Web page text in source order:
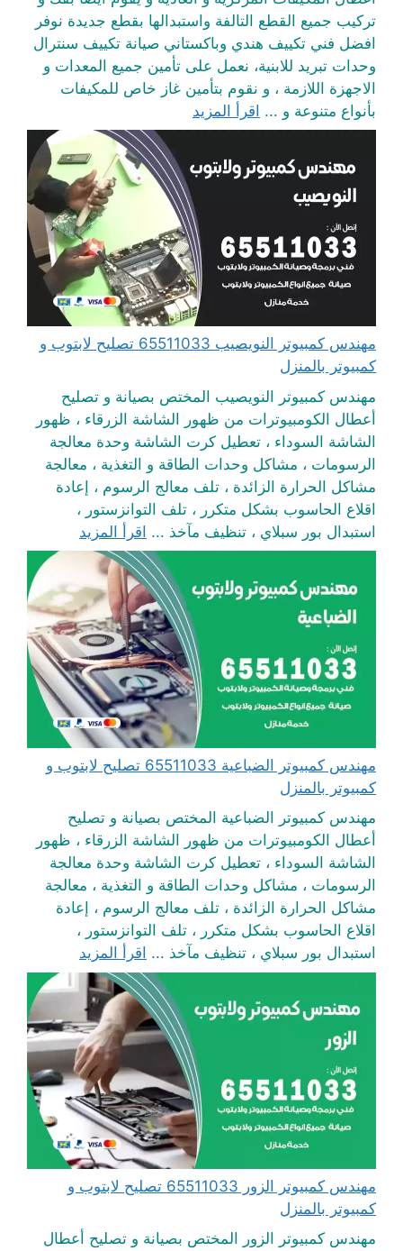
تركيب جميع القطع التالفة واستبدالها بقطع جديدة نوفر
افضل فني تكييف هندي وباكستاني صيانة تكييف سنترال
وحدات تبريد للابنية، نعمل على تأمين جميع المعدات و
الاجهزة اللازمة ، و نقوم بتأمين غاز خاص للمكيفات
بأنواع متنوعة و ... اقرأ المزيد
مهندس كمبيوتر النويصيب 65511033 تصليح لابتوب و
كمبيوتر بالمنزل
مهندس كمبيوتر النويصيب المختص بصيانة و تصليح
أعطال الكومبيوترات من ظهور الشاشة الزرقاء ، ظهور
الشاشة السوداء ، تعطيل كرت الشاشة وحدة معالجة
الرسومات ، مشاكل وحدات الطاقة و التغذية ، معالجة
مشاكل الحرارة الزائدة ، تلف معالج الرسوم ، إعادة
اقلاع الحاسوب بشكل متكرر ، تلف التوانزستور ،
استبدال بور سبلاي ، تنظيف مآخذ ... اقرأ المزيد
مهندس كمبيوتر الضباعية 65511033 تصليح لابتوب و
كمبيوتر بالمنزل
مهندس كمبيوتر الضباعية المختص بصيانة و تصليح
أعطال الكومبيوترات من ظهور الشاشة الزرقاء ، ظهور
الشاشة السوداء ، تعطيل كرت الشاشة وحدة معالجة
الرسومات ، مشاكل وحدات الطاقة و التغذية ، معالجة
مشاكل الحرارة الزائدة ، تلف معالج الرسوم ، إعادة
اقلاع الحاسوب بشكل متكرر ، تلف التوانزستور ،
استبدال بور سبلاي ، تنظيف مآخذ ... اقرأ المزيد
مهندس كمبيوتر الزور 65511033 تصليح لابتوب و
كمبيوتر بالمنزل
مهندس كمبيوتر الزور المختص بصيانة و تصليح أعطال